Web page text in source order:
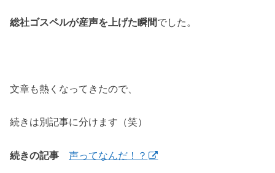
総社ゴスペルが産声を上げた瞬間でした。
文章も熱くなってきたので、
続きは別記事に分けます（笑）
続きの記事 声ってなんだ！？